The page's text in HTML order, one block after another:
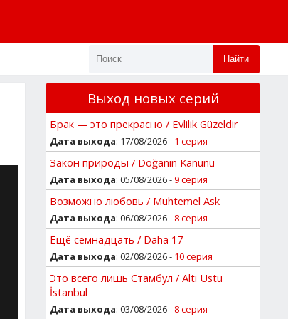
Найти
Выход новых серий
Брак — это прекрасно / Evlilik Güzeldir
Дата выхода: 17/08/2026 - 1 серия
Закон природы / Doğanın Kanunu
Дата выхода: 05/08/2026 -9 серия
Возможно любовь / Muhtemel Ask
Дата выхода: 06/08/2026 - 8 серия
Ещё семнадцать / Daha 17
Дата выхода: 02/08/2026 - 10 серия
Это всего лишь Стамбул / Altı Ustu
İstanbul
Дата выхода: 03/08/2026 - 8 серия